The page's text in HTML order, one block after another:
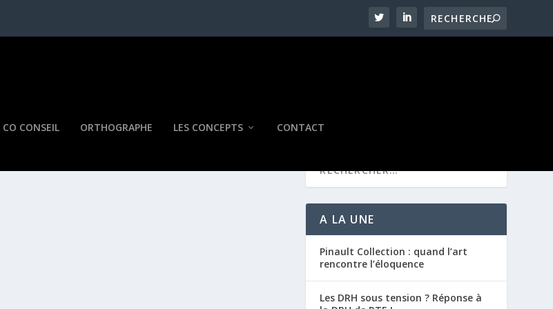
CONSEIL ORTHOGRAPHE LES CONCEPTS CONTACT
A LA UNE
Pinault Collection : quand l’art
rencontre l’éloquence
Les DRH sous tension ? Réponse à